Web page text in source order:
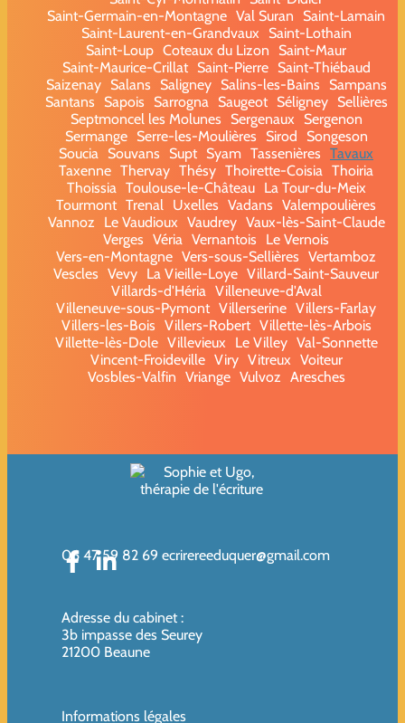
Saint-Germain-en-Montagne Val Suran
Saint-Lamain
Saint-Laurent-en-Grandvaux
Saint-Lothain
Saint-Loup Coteaux du Lizon
Saint-Maur
Saint-Maurice-Crillat
Saint-Pierre
Saint-Thiébaud
Saizenay
Salans Saligney Salins-les-Bains
Sampans
Santans
Sapois Sarrogna Saugeot Séligney
Sellières
Septmoncel les Molunes
Sergenaux
Sergenon
Sermange
Serre-les-Moulières Sirod
Songeson
Soucia Souvans Supt Syam Tassenières Tavaux
Taxenne Thervay Thésy Thoirette-Coisia Thoiria
Thoissia Toulouse-le-Château
La Tour-du-Meix
Tourmont Trenal Uxelles Vadans Valempoulières
Vannoz
Le Vaudioux Vaudrey Vaux-lès-Saint-Claude
Verges Véria Vernantois
Le Vernois
Vers-en-Montagne Vers-sous-Sellières Vertamboz
Vescles Vevy La Vieille-Loye Villard-Saint-Sauveur
Villards-d'Héria Villeneuve-d'Aval
Villeneuve-sous-Pymont Villerserine Villers-Farlay
Villers-les-Bois Villers-Robert Villette-lès-Arbois
Villette-lès-Dole Villevieux Le Villey Val-Sonnette
Vincent-Froideville Viry Vitreux Voiteur
Vosbles-Valfin Vriange Vulvoz Aresches
06 47 59 82 69 ecrirereeduquer@gmail.com
Adresse du cabinet :
3b impasse des Seurey
21200 Beaune
Informations légales